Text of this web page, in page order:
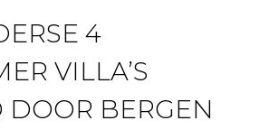
4
VILLA’S
BERGEN